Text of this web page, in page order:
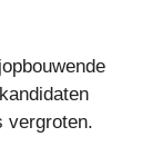
vergroten.